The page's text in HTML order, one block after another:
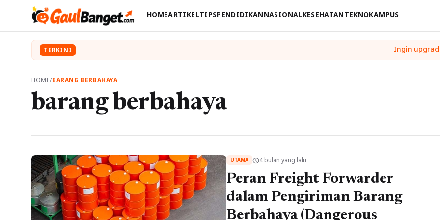
HOMEARTIKELTIPSPENDIDIKANNASIONALKESEHATANTEKNOKAMPUS
TERKINI
HOME/BARANG BERBAHAYA
barang berbahaya
UTAMA schedule4 bulan yang lalu
Peran Freight Forwarder
dalam Pengiriman Barang
Berbahaya (Dangerous